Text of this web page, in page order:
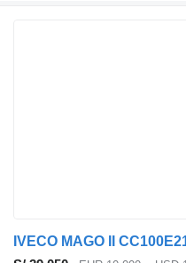
IVECO MAGO II